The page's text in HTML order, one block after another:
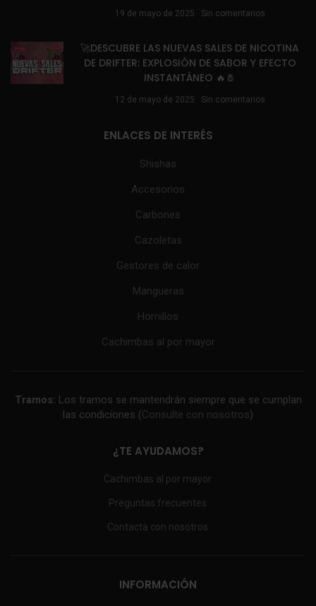
19 de mayo de 2025 Sin comentarios
🚀DESCUBRE LAS NUEVAS SALES DE NICOTINA
DE DRIFTER: EXPLOSIÓN DE SABOR Y EFECTO
INSTANTÁNEO 🔥🧂
12 de mayo de 2025 Sin comentarios
ENLACES DE INTERÉS
Shishas
Accesorios
Carbones
Cazoletas
Gestores de calor
Mangueras
Hornillos
Cachimbas al por mayor
Tramos: Los tramos se mantendrán siempre que se cumplan
las condiciones (Consulte con nosotros)
¿TE AYUDAMOS?
Cachimbas al por mayor
Preguntas frecuentes
Contacta con nosotros
INFORMACIÓN